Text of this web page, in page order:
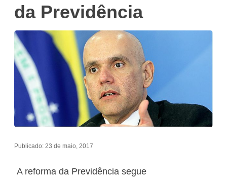
da Previdência
Publicado: 23 de maio, 2017
A reforma da Previdência segue